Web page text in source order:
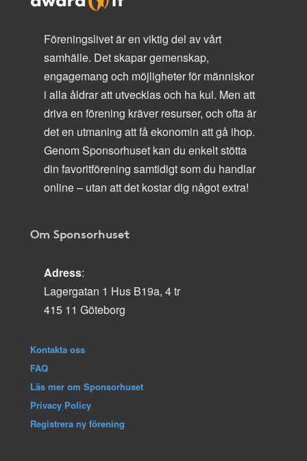
Föreningslivet är en viktig del av vårt
samhälle. Det skapar gemenskap,
engagemang och möjligheter för människor
i alla åldrar att utvecklas och ha kul. Men att
driva en förening kräver resurser, och ofta är
det en utmaning att få ekonomin att gå ihop.
Genom Sponsorhuset kan du enkelt stötta
din favoritförening samtidigt som du handlar
online – utan att det kostar dig något extra!
Om Sponsorhuset
Adress:
Lagergatan 1 Hus B19a, 4 tr
415 11 Göteborg
Kontakta oss
FAQ
Läs mer om Sponsorhuset
Privacy Policy
Registrera ny förening